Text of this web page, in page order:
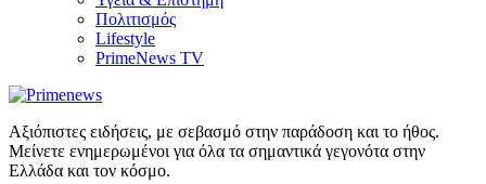
Πολιτισμός
Lifestyle
PrimeNews TV
Αξιόπιστες ειδήσεις, με σεβασμό στην παράδοση και το ήθος.
Μείνετε ενημερωμένοι για όλα τα σημαντικά γεγονότα στην
Ελλάδα και τον κόσμο.